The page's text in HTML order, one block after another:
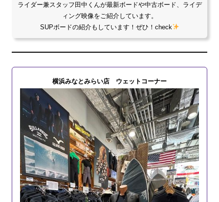
ライダー兼スタッフ田中くんが最新ボードや中古ボード、ライデ
ィング映像をご紹介しています。
SUPボードの紹介もしています！ぜひ！check
横浜みなとみらい店 ウェットコーナー